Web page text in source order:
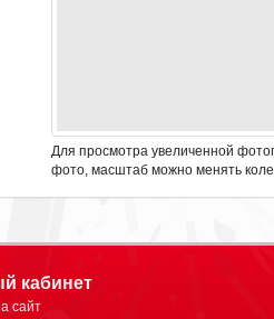
Для просмотра увеличенной
фото, масштаб можно менять
кабинет
сайт